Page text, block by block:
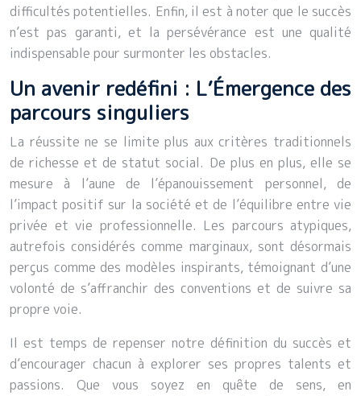
difficultés potentielles. Enfin, il est à noter que le succès
n’est pas garanti, et la persévérance est une qualité
indispensable pour surmonter les obstacles.
Un avenir redéfini : L’Émergence des
parcours singuliers
La réussite ne se limite plus aux critères traditionnels
de richesse et de statut social. De plus en plus, elle se
mesure à l’aune de l’épanouissement personnel, de
l’impact positif sur la société et de l’équilibre entre vie
privée et vie professionnelle. Les parcours atypiques,
autrefois considérés comme marginaux, sont désormais
perçus comme des modèles inspirants, témoignant d’une
volonté de s’affranchir des conventions et de suivre sa
propre voie.
Il est temps de repenser notre définition du succès et
d’encourager chacun à explorer ses propres talents et
passions. Que vous soyez en quête de sens, en